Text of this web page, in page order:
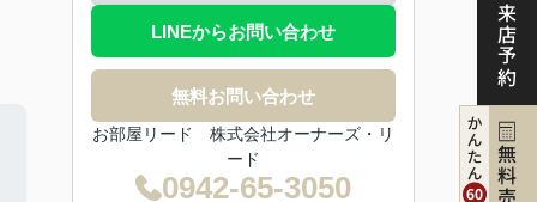
来店予約
LINEからお問い合わせ
無料お問い合わせ
お部屋リード 株式会社オーナーズ・リ
ード
0942-65-3050